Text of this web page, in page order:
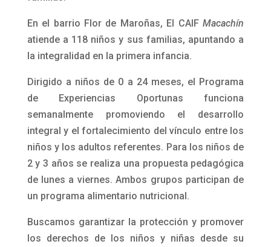
En el barrio Flor de Maroñas, El CAIFMacachín
atiende a 118 niños y sus familias, apuntando a
la integralidad en la primera infancia.
Dirigido a niños de 0 a 24 meses, el Programa
de Experiencias Oportunas funciona
semanalmente promoviendo el desarrollo
integral y el fortalecimiento del vínculo entre los
niños y los adultos referentes. Para los niños de
2 y 3 años se realiza una propuesta pedagógica
de lunes a viernes. Ambos grupos participan de
un programa alimentario nutricional.
Buscamos garantizar la protección y promover
los derechos de los niños y niñas desde su